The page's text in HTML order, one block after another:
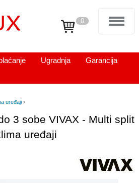
0
Ugradnja
Garancija
uređaji ›
3 sobe VIVAX - Multi split
uređaji